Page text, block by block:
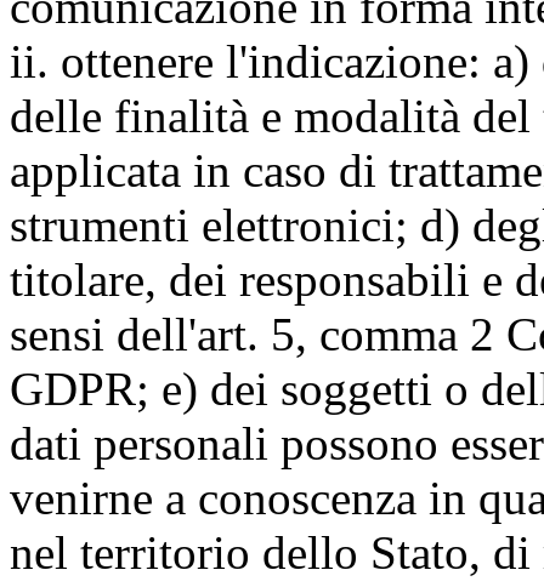
ii. ottenere l'indicazione:
delle finalità e modalità
applicata in caso di
strumenti elettronici; d)
titolare, dei responsabili e
sensi dell'art. 5, comma 2
GDPR; e) dei soggetti o
dati personali possono
venirne a conoscenza in
nel territorio dello Stato,